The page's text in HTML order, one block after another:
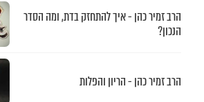
הרב זמיר כהן - איך להתחזק בדת, ומה הסדר
הנכון?
הרב זמיר כהן - הריון והפלות